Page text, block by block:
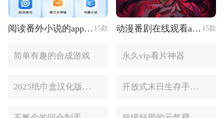
阅读番外小说的app大全 15款 动漫番剧在线观看app推荐 15款
简单有趣的合成游戏 永久vip看片神器
2025纸巾盒汉化版手游推荐 开放式末日生存手游合集